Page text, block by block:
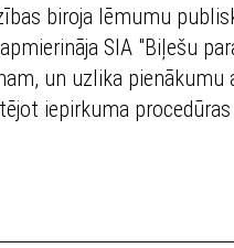
biroja lēmumu
SIA "Biļešu
un uzlika
iepirkuma